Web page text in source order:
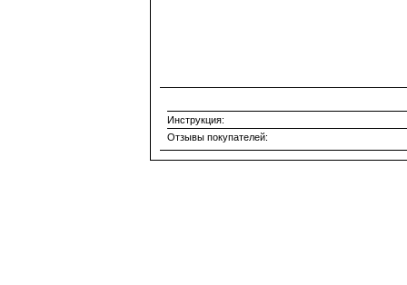
Инструкция:
Отзывы покупателей: